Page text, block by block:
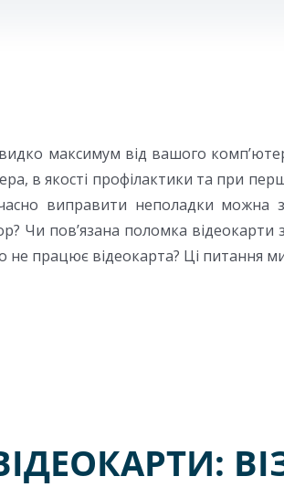
максимум від вашого
в якості профілактики та при
виправити неполадки можна
Чи пов’язана поломка
відеокарта? Ці питання ми